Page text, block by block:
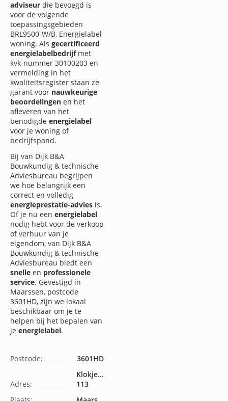
adviseur die bevoegd is
voor de volgende
toepassingsgebieden
BRL9500-W/B, Energielabel
woning. Als gecertificeerd
energielabelbedrijfmet
kvk-nummer 30100203 en
vermelding in het
kwaliteitsregister staan ze
garant voor nauwkeurige
beoordelingen en het
afleveren van het
benodigde energielabel
voor je woning of
bedrijfspand.
Bij van Dijk B&A
Bouwkundig & technische
Adviesbureau begrijpen
we hoe belangrijk een
correct en volledig
energieprestatie-advies is.
Of je nu een energielabel
nodig hebt voor de verkoop
of verhuur van je
eigendom, van Dijk B&A
Bouwkundig & technische
Adviesbureau biedt een
snelle en professionele
service. Gevestigd in
Maarssen, postcode
3601HD, zijn we lokaal
beschikbaar om je te
helpen bij het bepalen van
je energielabel.
Postcode: 3601HD
Adres:
Klokjeslaan
113